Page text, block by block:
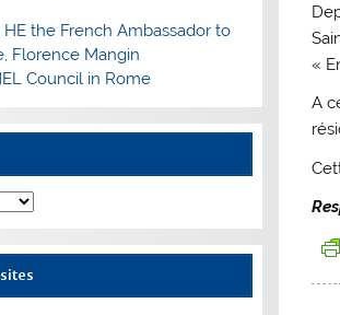
«
A
the French Ambassador to
Florence Mangin
Council in Rome